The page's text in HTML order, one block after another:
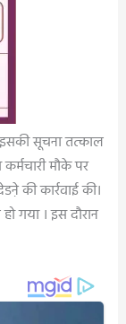
सूचना तत्काल
मौके पर
कार्रवाई की।
गया । इस दौरान